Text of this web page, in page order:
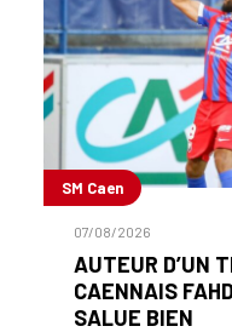
SM Caen
07/08/2026
AUTEUR D’UN
CAENNAIS
SALUE BIEN